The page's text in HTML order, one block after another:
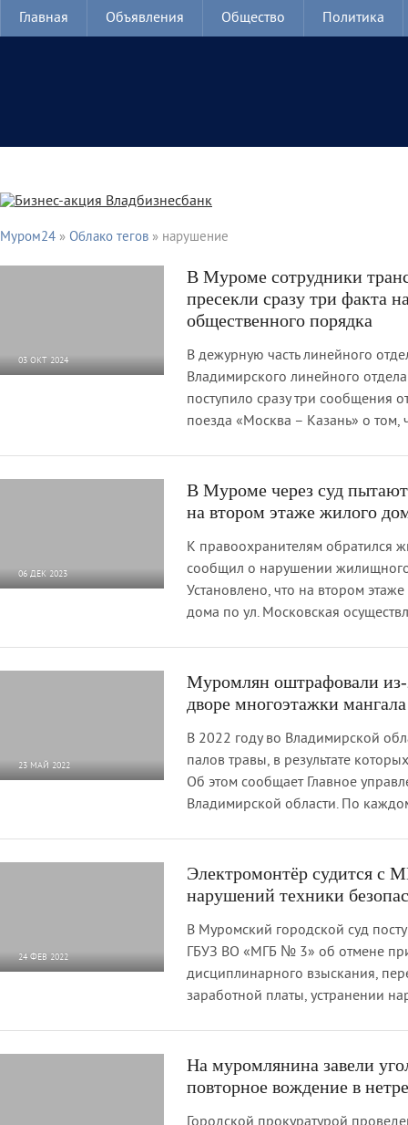
Главная Объявления Общество Политика
Муром24 » Облако тегов » нарушение
03 ОКТ 2024
В Муроме сотрудники
пресекли сразу три факта
общественного порядка
В дежурную часть линейного
Владимирского линейного
поступило сразу три сообщения
поезда «Москва – Казань» о том,
06 ДЕК 2023
В Муроме через суд
на втором этаже жилого
К правоохранителям обратился
сообщил о нарушении жилищного
Установлено, что на втором
дома по ул. Московская
23 МАЙ 2022
Муромлян оштрафовали из-
дворе многоэтажки мангала
В 2022 году во Владимирской
палов травы, в результате
Об этом сообщает Главное
Владимирской области. По
24 ФЕВ 2022
Электромонтёр судится с
нарушений техники
В Муромский городской суд
ГБУЗ ВО «МГБ № 3» об отмене
дисциплинарного взыскания,
заработной платы, устранении
На муромлянина завели
повторное вождение в